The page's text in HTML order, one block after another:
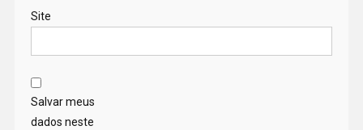
Site
Salvar meus
dados neste